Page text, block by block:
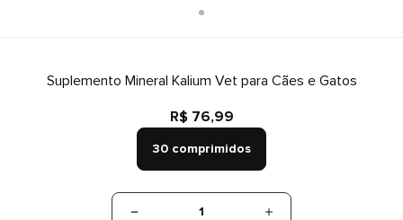
Suplemento Mineral Kalium Vet para Cães e Gatos
R$ 76,99
30 comprimidos
1